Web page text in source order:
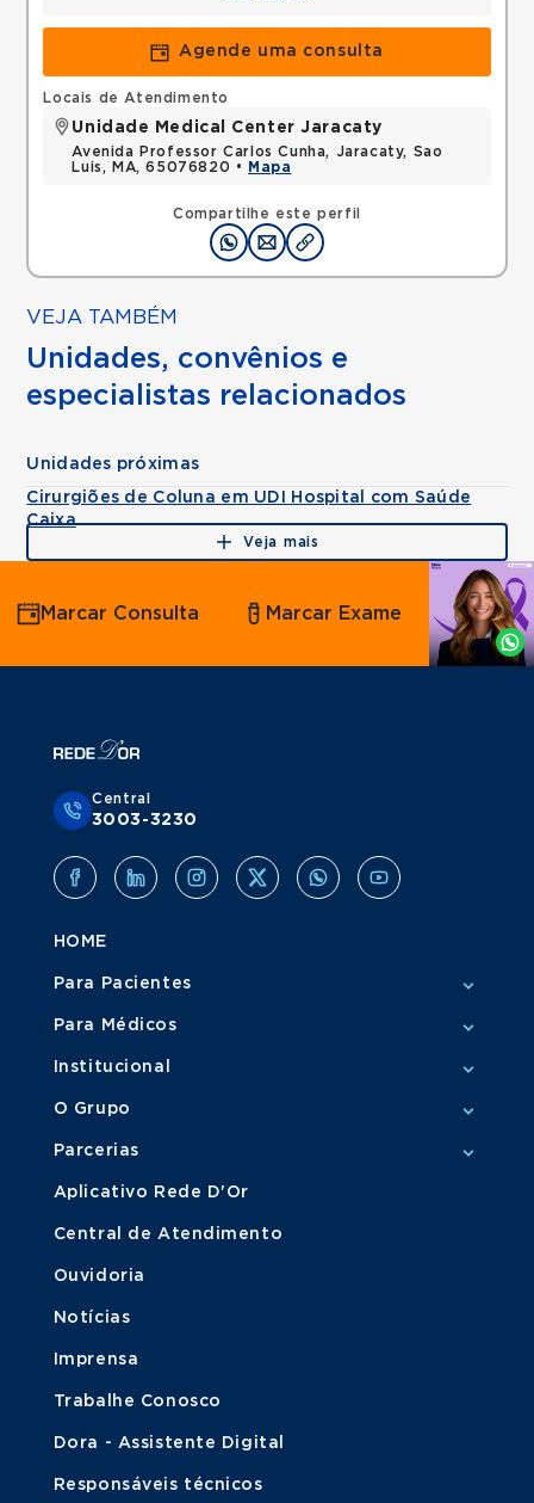
Agende uma consulta
Compartilhe este perfil
Locais de Atendimento
Unidade Medical Center Jaracaty
Avenida Professor Carlos Cunha, Jaracaty, Sao
Luis, MA, 65076820 •
Mapa
VEJA TAMBÉM
Unidades, convênios e
especialistas relacionados
Unidades próximas
Cirurgiões de Coluna em UDI Hospital com Saúde
Caixa
Veja mais
Agende
por
Whatsapp
Marcar Consulta Marcar Exame
Central
3003-3230
HOME
Para Pacientes
Para Médicos
Institucional
O Grupo
Parcerias
Aplicativo Rede D'Or
Central de Atendimento
Ouvidoria
Notícias
Imprensa
Trabalhe Conosco
Dora - Assistente Digital
Responsáveis técnicos